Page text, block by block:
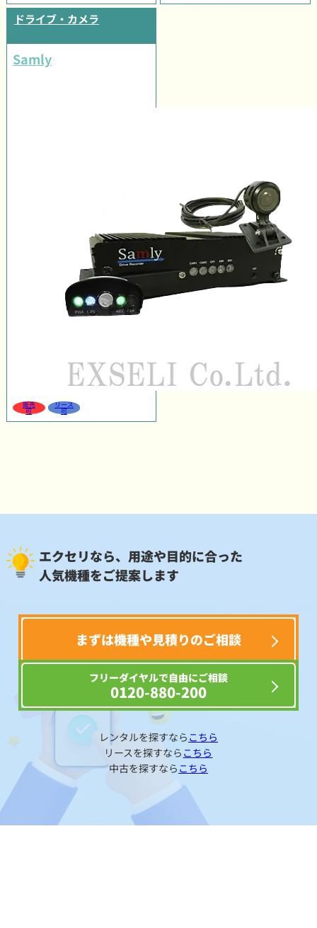
ドライブ・カメラ
Samly
販売
可
リース
可
エクセリなら、用途や目的に合った
人気機種をご提案します
まずは機種や見積りのご相談
フリーダイヤルで自由にご相談
0120-880-200
レンタルを探すなら こちら
リースを探すなら こちら
中古を探すなら こちら